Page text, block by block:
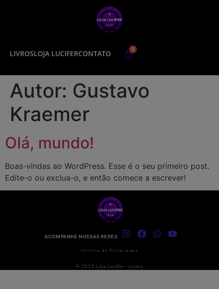
LIVROSLOJA LUCIFERCONTATO
Autor: Gustavo
Kraemer
Olá, mundo!
Boas-vindas ao WordPress. Esse é o seu primeiro post.
Edite-o ou exclua-o, e então comece a escrever!
ACOMPANHE NOSSAS REDES
Política de Privacidade
© 2025 Loja Lucifer - Livros